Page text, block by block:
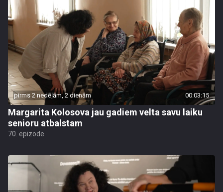
pirms 2 nedēļām, 2 dienām 00:03:15
Margarita Kolosova jau gadiem velta savu laiku
senioru atbalstam
70. epizode